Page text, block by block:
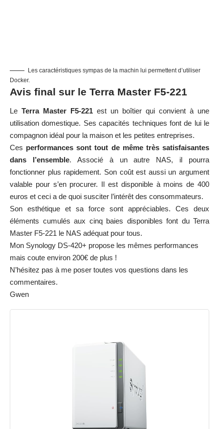
Les caractéristiques sympas de la machin lui permettent d’utiliser
Docker.
Avis final sur le Terra Master F5-221
Le Terra Master F5-221 est un boîtier qui convient à une
utilisation domestique. Ses capacités techniques font de lui le
compagnon idéal pour la maison et les petites entreprises.
Ces performances sont tout de même très satisfaisantes
dans l’ensemble. Associé à un autre NAS, il pourra
fonctionner plus rapidement. Son coût est aussi un argument
valable pour s’en procurer. Il est disponible à moins de 400
euros et ceci a de quoi susciter l’intérêt des consommateurs.
Son esthétique et sa force sont appréciables. Ces deux
éléments cumulés aux cinq baies disponibles font du Terra
Master F5-221 le NAS adéquat pour tous.
Mon Synology DS-420+ propose les mêmes performances
mais coute environ 200€ de plus !
N’hésitez pas à me poser toutes vos questions dans les
commentaires.
Gwen